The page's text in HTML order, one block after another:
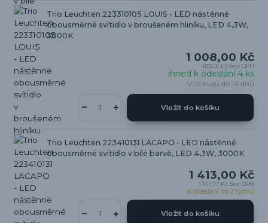
Trio Leuchten 223310105 LOUIS - LED nástěnné
obousměrné svítidlo v broušeném hliníku, LED 4,3W,
3000K
1 008,00 Kč
833,06 Kč bez DPH
ihned k odeslání 4 ks
Více kusů do 14 dnů
Vložit do košíku
Trio Leuchten 223410131 LACAPO - LED nástěnné
obousměrné svítidlo v bílé barvě, LED 4,3W, 3000K
1 413,00 Kč
1 167,77 Kč bez DPH
K odeslání do 2 týdnů
Vložit do košíku